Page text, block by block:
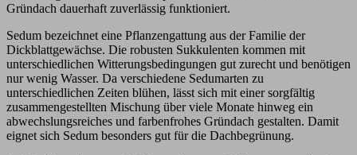
Gründach dauerhaft zuverlässig funktioniert.
Sedum bezeichnet eine Pflanzengattung aus der Familie der
Dickblattgewächse. Die robusten Sukkulenten kommen mit
unterschiedlichen Witterungsbedingungen gut zurecht und benötigen
nur wenig Wasser. Da verschiedene Sedumarten zu
unterschiedlichen Zeiten blühen, lässt sich mit einer sorgfältig
zusammengestellten Mischung über viele Monate hinweg ein
abwechslungsreiches und farbenfrohes Gründach gestalten. Damit
eignet sich Sedum besonders gut für die Dachbegrünung.